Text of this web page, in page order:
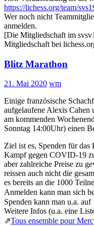
https://lichess.org/team/
Wer noch nicht
anmelden.
[Die Mitgliedschaft im
Mitgliedschaft bei
Blitz Marathon
21. Mai 2020 wm
Einige französische
aufgelaufene Alexis Cahen
am kommenden
Sonntag 14:00Uhr) einen
Ziel ist es, Spenden für das
Kampf gegen COVID-19
aber zahlreiche Preise zu
reissen auch nicht die
es bereits an die 1000
Anmelden kann man sich
Spenden kann man u.a.
Weitere Infos (u.a. eine
⇗Tous ensemble pour